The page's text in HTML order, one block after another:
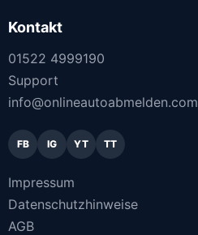
Kontakt
01522 4999190
Support
info@onlineautoabmelden.com
FB IG YT TT
Impressum
Datenschutzhinweise
AGB